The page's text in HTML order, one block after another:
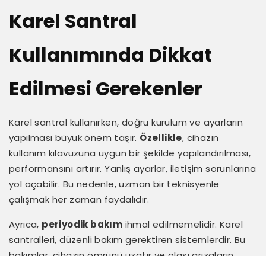
Karel Santral
Kullanımında Dikkat
Edilmesi Gerekenler
Karel santral kullanırken, doğru kurulum ve ayarların
yapılması büyük önem taşır. Özellikle, cihazın
kullanım kılavuzuna uygun bir şekilde yapılandırılması,
performansını artırır. Yanlış ayarlar, iletişim sorunlarına
yol açabilir. Bu nedenle, uzman bir teknisyenle
çalışmak her zaman faydalıdır.
Ayrıca, periyodik bakım ihmal edilmemelidir. Karel
santralleri, düzenli bakım gerektiren sistemlerdir. Bu